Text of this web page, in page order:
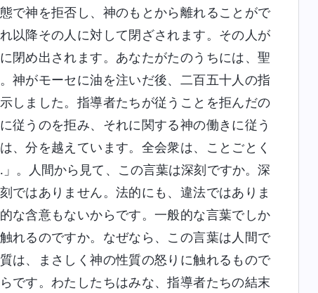
で神を拒否し、神のもとから離れることがで
以降その人に対して閉ざされます。その人が
閉め出されます。あなたがたのうちには、聖
神がモーセに油を注いだ後、二百五十人の指
しました。指導者たちが従うことを拒んだの
従うのを拒み、それに関する神の働きに従う
、分を越えています。全会衆は、ことごとく
。人間から見て、この言葉は深刻ですか。深
ではありません。法的にも、違法ではありま
な含意もないからです。一般的な言葉でしか
れるのですか。なぜなら、この言葉は人間で
は、まさしく神の性質の怒りに触れるもので
です。わたしたちはみな、指導者たちの結末